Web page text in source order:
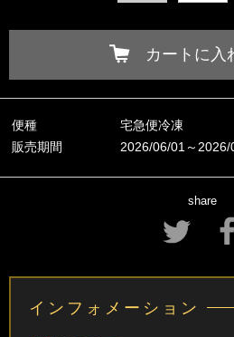
カートに入
便種
宅急便冷凍
販売期間
2026/06/01～2026/
share
インフォメーション